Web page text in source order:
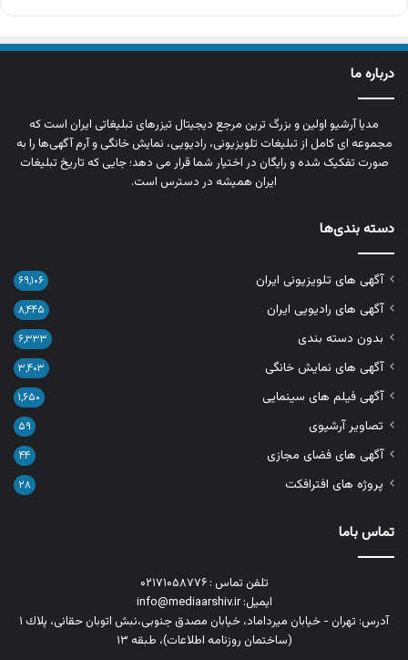
درباره ما
مدیا آرشیو اولین و بزرگ‌ ترین مرجع دیجیتال تیزرهای تبلیغاتی ایران است که
مجموعه‌ ای کامل از تبلیغات تلویزیونی، رادیویی، نمایش خانگی و آرم‌ آگهی‌ها را به‌
صورت تفکیک‌ شده و رایگان در اختیار شما قرار می‌ دهد؛ جایی که تاریخ تبلیغات
ایران همیشه در دسترس است.
دسته بندی‌ها
آگهی های تلویزیونی ایران ۶۹,۱۰۶
آگهی های رادیویی ایران ۸,۴۴۵
بدون دسته بندی ۶,۳۳۳
آگهی های نمایش خانگی ۳,۴۰۳
آگهی فیلم های سینمایی ۱,۶۵۰
تصاویر آرشیوی ۵۹
آگهی های فضای مجازی ۴۴
پروژه های افترافکت ۲۸
تماس باما
تلفن تماس : ۰۲۱۷۱۰۵۸۷۷۶
ایمیل: info@mediaarshiv.ir
آدرس: تهران - خیابان میرداماد، خیابان مصدق جنوبی،نبش اتوبان حقانی، پلاك ١
(ساختمان روزنامه اطلاعات)، طبقه ۱۳